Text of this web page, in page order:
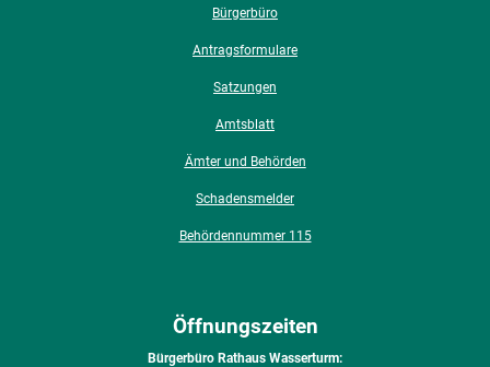
Bürgerbüro
Antragsformulare
Satzungen
Amtsblatt
Ämter und Behörden
Schadensmelder
Behördennummer 115
Öffnungszeiten
Bürgerbüro Rathaus Wasserturm: